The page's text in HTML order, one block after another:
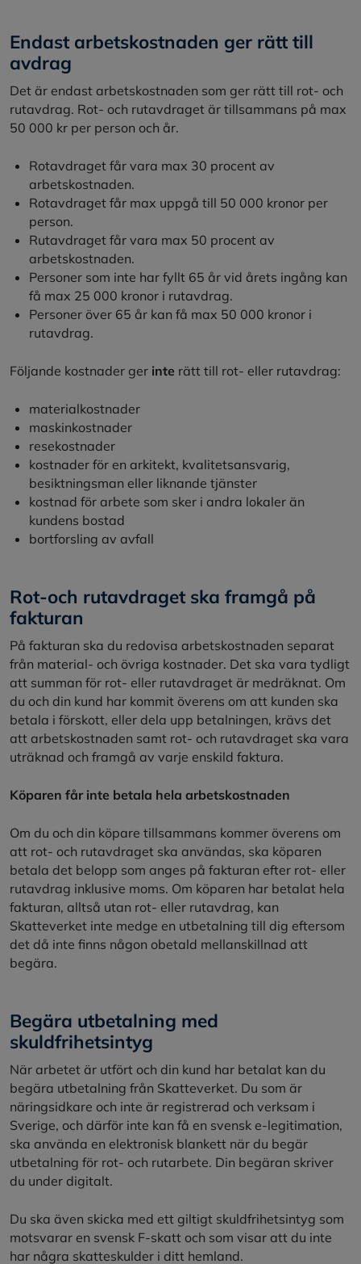
Endast arbetskostnaden ger rätt till
avdrag
Det är endast arbetskostnaden som ger rätt till rot- och
rutavdrag. Rot- och rutavdraget är tillsammans på max
50 000 kr per person och år.
Rotavdraget får vara max 30 procent av
arbetskostnaden.
Rotavdraget får max uppgå till 50 000 kronor per
person.
Rutavdraget får vara max 50 procent av
arbetskostnaden.
Personer som inte har fyllt 65 år vid årets ingång kan
få max 25 000 kronor i rutavdrag.
Personer över 65 år kan få max 50 000 kronor i
rutavdrag.
Följande kostnader ger inte rätt till rot- eller rutavdrag:
materialkostnader
maskinkostnader
resekostnader
kostnader för en arkitekt, kvalitetsansvarig,
besiktningsman eller liknande tjänster
kostnad för arbete som sker i andra lokaler än
kundens bostad
bortforsling av avfall
Rot-och rutavdraget ska framgå på
fakturan
På fakturan ska du redovisa arbetskostnaden separat
från material- och övriga kostnader. Det ska vara tydligt
att summan för rot- eller rutavdraget är medräknat. Om
du och din kund har kommit överens om att kunden ska
betala i förskott, eller dela upp betalningen, krävs det
att arbetskostnaden samt rot- och rutavdraget ska vara
uträknad och framgå av varje enskild faktura.
Köparen får inte betala hela arbetskostnaden
Om du och din köpare tillsammans kommer överens om
att rot- och rutavdraget ska användas, ska köparen
betala det belopp som anges på fakturan efter rot- eller
rutavdrag inklusive moms. Om köparen har betalat hela
fakturan, alltså utan rot- eller rutavdrag, kan
Skatteverket inte medge en utbetalning till dig eftersom
det då inte finns någon obetald mellanskillnad att
begära.
Begära utbetalning med
skuldfrihetsintyg
När arbetet är utfört och din kund har betalat kan du
begära utbetalning från Skatteverket. Du som är
näringsidkare och inte är registrerad och verksam i
Sverige, och därför inte kan få en svensk e-legitimation,
ska använda en elektronisk blankett när du begär
utbetalning för rot- och rutarbete. Din begäran skriver
du under digitalt.
Du ska även skicka med ett giltigt skuldfrihetsintyg som
motsvarar en svensk F-skatt och som visar att du inte
har några skatteskulder i ditt hemland.